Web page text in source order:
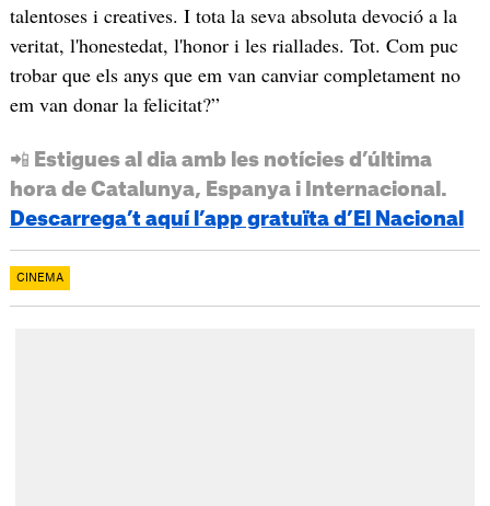
talentoses i creatives. I tota la seva absoluta devoció a la
veritat, l'honestedat, l'honor i les riallades. Tot. Com puc
trobar que els anys que em van canviar completament no
em van donar la felicitat?”
📲 Estigues al dia amb les notícies d’última
hora de Catalunya, Espanya i Internacional.
Descarrega’t aquí l’app gratuïta d’El Nacional
CINEMA